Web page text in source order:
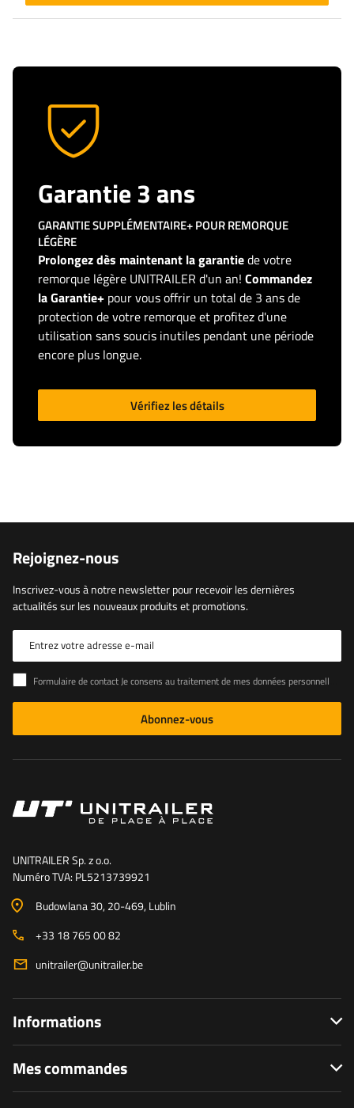
Garantie 3 ans
GARANTIE SUPPLÉMENTAIRE+ POUR REMORQUE
LÉGÈRE
Prolongez dès maintenant la garantiede votre
remorque légère UNITRAILER d'un an! Commandez
la Garantie+ pour vous offrir un total de 3 ans de
protection de votre remorque et profitez d'une
utilisation sans soucis inutiles pendant une période
encore plus longue.
Vérifiez les détails
Rejoignez-nous
Inscrivez-vous à notre newsletter pour recevoir les dernières
actualités sur les nouveaux produits et promotions.
Entrez votre adresse e-mail
Formulaire de contact Je consens au traitement de mes données personnelles contenues dans le formulaire de contact conformément au règlement du Parlement européen et du Conseil (UE)
Abonnez-vous
UNITRAILER Sp. z o.o.
Numéro TVA: PL5213739921
Budowlana 30, 20-469, Lublin
+33 18 765 00 82
unitrailer@unitrailer.be
Informations
Mes commandes